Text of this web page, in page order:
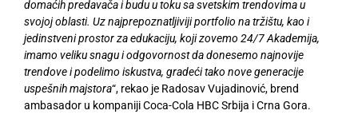
domaćih predavača i budu u toku sa svetskim trendovima u
svojoj oblasti. Uz najprepoznatljiviji portfolio na tržištu, kao i
jedinstveni prostor za edukaciju, koji zovemo 24/7 Akademija,
imamo veliku snagu i odgovornost da donesemo najnovije
trendove i podelimo iskustva, gradeći tako nove generacije
uspešnih majstora“, rekao je Radosav Vujadinović, brend
ambasador u kompaniji Coca-Cola HBC Srbija i Crna Gora.